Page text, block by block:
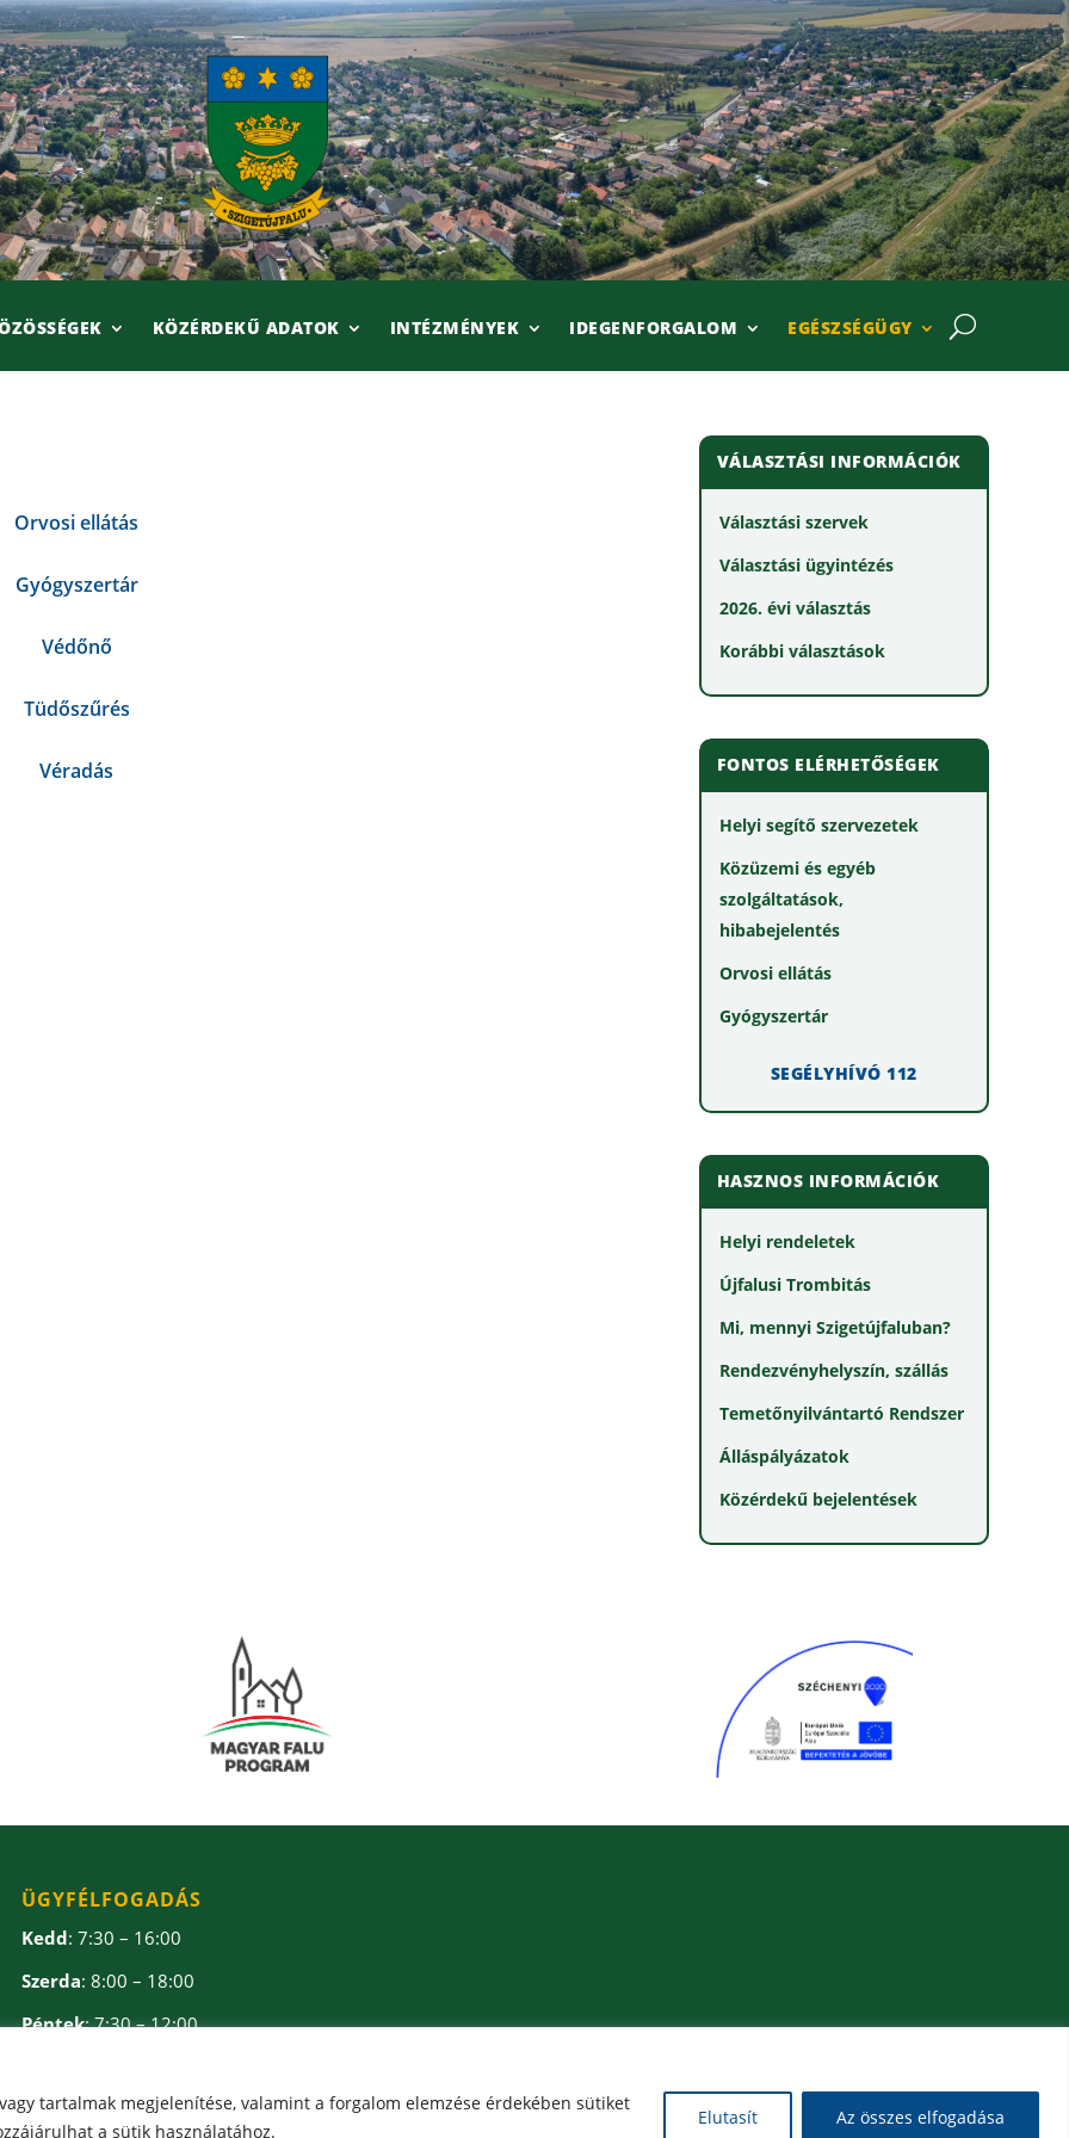
tartalmak megjelenítése, valamint a forgalom elemzése érdekében sütiket
a sütik használatához.
Elutasít Az összes elfogadása
KÖZÉRDEKŰ ADATOK INTÉZMÉNYEK IDEGENFORGALOM EGÉSZSÉGÜGY
Orvosi ellátás
Gyógyszertár
Védőnő
Tüdőszűrés
Véradás
VÁLASZTÁSI INFORMÁCIÓK
Választási szervek
Választási ügyintézés
2026. évi választás
Korábbi választások
FONTOS ELÉRHETŐSÉGEK
Helyi segítő szervezetek
Közüzemi és egyéb
szolgáltatások,
hibabejelentés
Orvosi ellátás
Gyógyszertár
SEGÉLYHÍVÓ 112
HASZNOS INFORMÁCIÓK
Helyi rendeletek
Újfalusi Trombitás
Mi, mennyi Szigetújfaluban?
Rendezvényhelyszín, szállás
Temetőnyilvántartó Rendszer
Álláspályázatok
Közérdekű bejelentések
ÜGYFÉLFOGADÁS
Kedd: 7:30 – 16:00
Szerda: 8:00 – 18:00
Péntek: 7:30 – 12:00